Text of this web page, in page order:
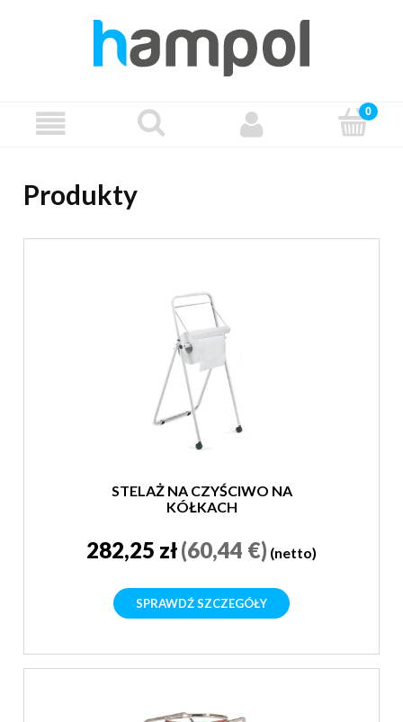
Produkty
STELAŻ NA CZYŚCIWO NA
KÓŁKACH
282,25 zł(60,44 €) (netto)
SPRAWDŹ SZCZEGÓŁY